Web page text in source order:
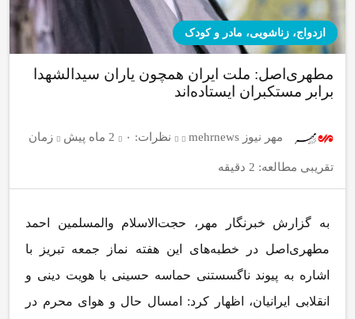
ازدواج، زناشویی، مادر و کودک
مطهری‌اصل: ملت ایران همچون یاران سیدالشهدا
برابر مستکبران ایستاده‌اند
مهر نیوز mehrnews نظرات: ۰ 2 ماه پیش زمان
تقریبی مطالعه: 2 دقیقه
به گزارش خبرنگار مهر، حجت‌الاسلام والمسلمین احمد
مطهری‌اصل در خطبه‌های این هفته نماز جمعه تبریز با
اشاره به پیوند ناگسستنی حماسه حسینی با هویت دینی و
انقلابی ایرانیان، اظهار کرد: امسال حال و هوای محرم در